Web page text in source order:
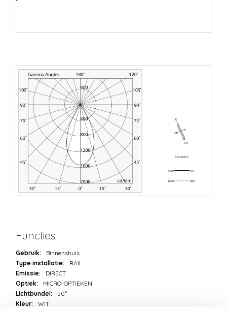
Functies
Gebruik:
Binnenshuis
Type installatie:
RAIL
Emissie:
DIRECT
Optiek:
MICRO-OPTIEKEN
Lichtbundel:
50°
Kleur:
WIT